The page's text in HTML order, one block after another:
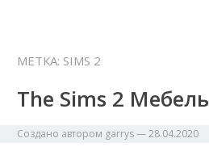
МЕТКА: SIMS 2
The Sims 2 Мебель
Создано автором garrys—28.04.2020